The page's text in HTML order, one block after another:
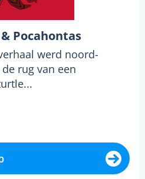
Pocahontas
werd noord-
rug van een